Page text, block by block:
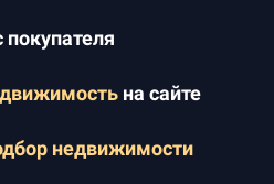
покупателя
на сайте
недвижимости